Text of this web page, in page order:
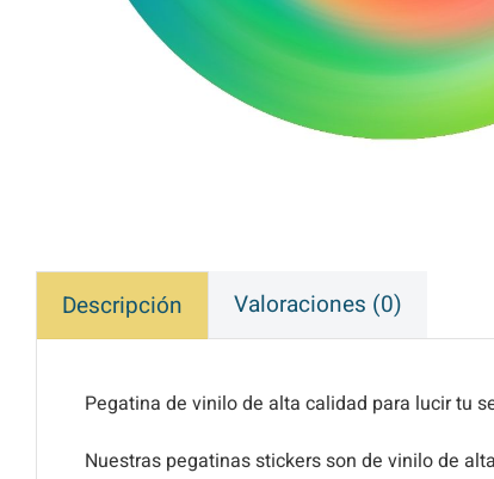
Descripción Valoraciones (0)
Pegatina de vinilo de alta calidad para lucir tu
Nuestras pegatinas stickers son de vinilo de